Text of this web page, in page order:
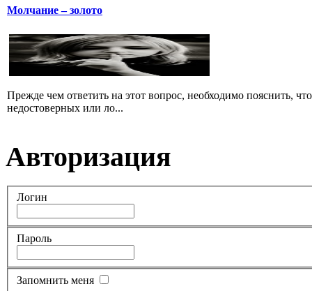
Молчание – золото
Прежде чем ответить на этот вопрос, необходимо пояснить,
недостоверных или ло...
Авторизация
Логин
Пароль
Запомнить меня